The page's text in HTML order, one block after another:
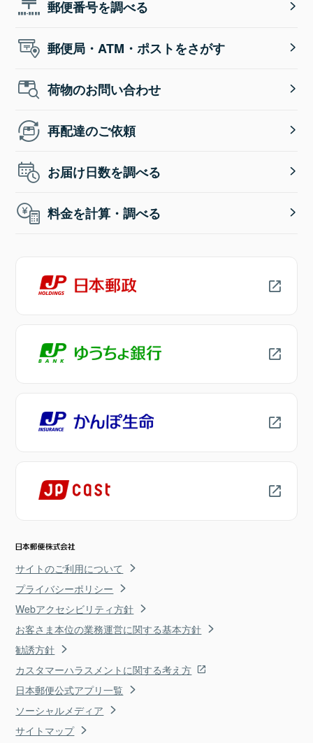
郵便番号を調べる
郵便局・ATM・ポストをさがす
荷物のお問い合わせ
再配達のご依頼
お届け日数を調べる
料金を計算・調べる
サイトのご利用について
プライバシーポリシー
Webアクセシビリティ方針
お客さま本位の業務運営に関する基本方針
勧誘方針
カスタマーハラスメントに関する考え方
日本郵便公式アプリ一覧
ソーシャルメディア
サイトマップ